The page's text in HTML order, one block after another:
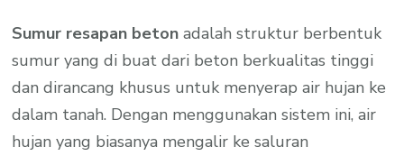
Sumur resapan beton adalah struktur berbentuk
sumur yang di buat dari beton berkualitas tinggi
dan dirancang khusus untuk menyerap air hujan ke
dalam tanah. Dengan menggunakan sistem ini, air
hujan yang biasanya mengalir ke saluran